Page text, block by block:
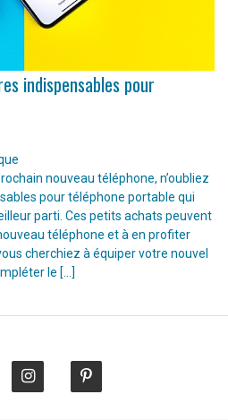
indispensables pour
nouveau téléphone, n’oubliez
pour téléphone portable qui
parti. Ces petits achats peuvent
téléphone et à en profiter
cherchiez à équiper votre nouvel
le […]